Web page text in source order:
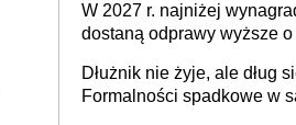
W 2027 r. najniżej
dostaną odprawy wyższe
Dłużnik nie żyje, ale dług
Formalności spadkowe w